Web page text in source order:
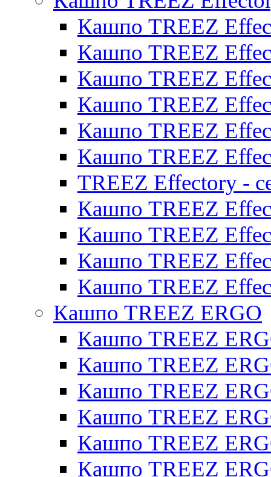
Кашпо TREEZ
Кашпо TREEZ
Кашпо TREEZ
Кашпо TREEZ
Кашпо TREEZ
Кашпо TREEZ
TREEZ Effectory -
Кашпо TREEZ
Кашпо TREEZ
Кашпо TREEZ
Кашпо TREEZ
Кашпо TREEZ ERGO
Кашпо TREEZ
Кашпо TREEZ
Кашпо TREEZ
Кашпо TREEZ
Кашпо TREEZ
Кашпо TREEZ